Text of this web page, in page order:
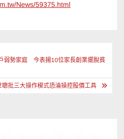
News/59375.html
弱勢家庭 今表揚10位家長創業擺脫貧
批三大操作模式恐淪操控股價工具